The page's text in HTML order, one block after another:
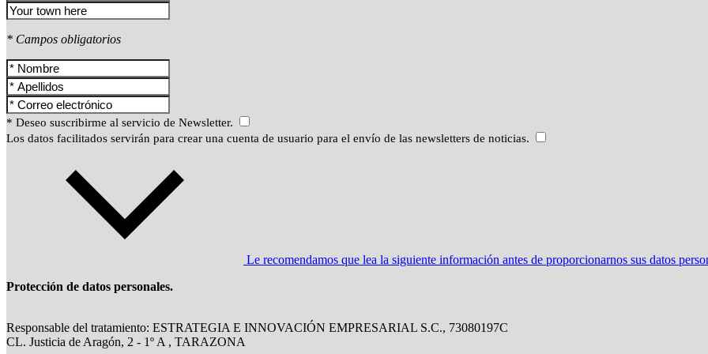
* Campos obligatorios
* Deseo suscribirme al servicio de Newsletter.
Los datos facilitados servirán para crear una cuenta de usuario para el envío de las newsletters de noticias.
Le recomendamos que lea la siguiente información antes de proporcionarnos sus datos
Protección de datos personales.
Responsable del tratamiento: ESTRATEGIA E INNOVACIÓN EMPRESARIAL S.C., 73080197C
CL. Justicia de Aragón, 2 - 1º A , TARAZONA